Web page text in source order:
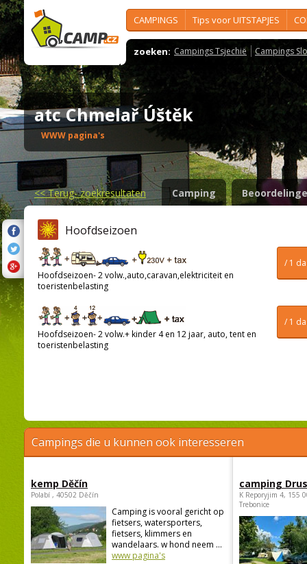
CAMPINGS Tips voor UITSTAPJES
zoeken: Campings Tsjechië Campings
atc Chmelař Úštěk
WWW pagina's
<<Terug- zoekresultaten Camping
Hoofdseizoen
/ 1
Hoofdseizoen- 2 volw.,auto,caravan,elektriciteit en
toeristenbelasting
/ 1
Hoofdseizoen- 2 volw.+ kinder 4 en 12 jaar, auto, tent en
toeristenbelasting
Campings die u kunnen ook interesseren
kemp Děčín
Polabí , 40502 Děčín
Camping is vooral gericht op
fietsers, watersporters,
fietsers, klimmers en
wandelaars. w hond neem ...
www pagina's
camping
K Reporyjim 4, 155
Trebonice